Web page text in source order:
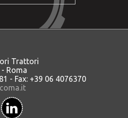
Trattori
Roma
- Fax: +39 06 4076370